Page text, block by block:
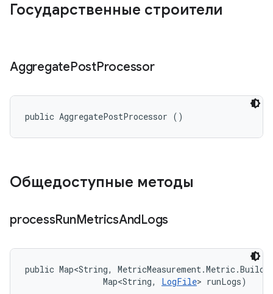
Государственные строители
AggregatePostProcessor
public AggregatePostProcessor ()
Общедоступные методы
processRunMetricsAndLogs
public Map<String,
                Map<String,
LogFile> runLogs)